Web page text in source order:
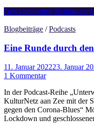
Ein
Dutzend
gegen
den
kulturellen
Corona-
Blues
Den kompletten Beitrag
Blogbeiträge /Podcasts
Eine Runde durch
11. Januar 202223. Januar
1 Kommentar
In der Podcast-Reihe
KulturNetz aan Zee mit der
gegen den Corona-Blues“
Lockdown und